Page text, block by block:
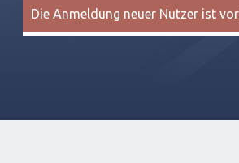
Die Anmeldung neuer Nutzer ist